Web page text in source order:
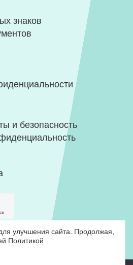
знаков
и безопасность
улучшения сайта. Продолжая,
Политикой